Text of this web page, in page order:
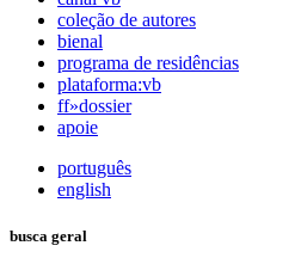
coleção de autores
bienal
programa de residências
plataforma:vb
ff»dossier
apoie
português
english
busca geral